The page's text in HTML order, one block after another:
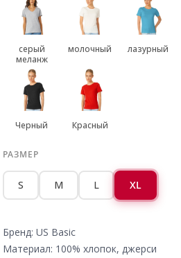
серый
меланж
молочный лазурный
Черный Красный
РАЗМЕР
S M L XL
Бренд: US Basic
Материал: 100% хлопок, джерси